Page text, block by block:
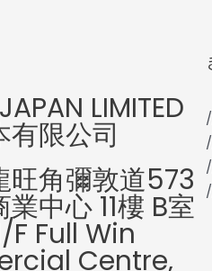
LIMITED
有限公司
旺角彌敦道573
中心 11樓 B室
F Full Win
Centre,